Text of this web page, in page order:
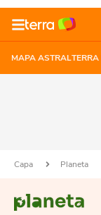
MAPA ASTRAL
Capa Planeta